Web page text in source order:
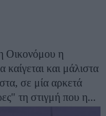
Οικονόμου η
και μάλιστα
σε μία αρκετά
τη στιγμή που η...